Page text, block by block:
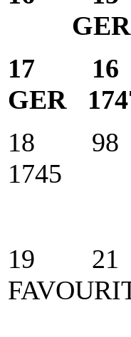
GER
17 16
GER
18 98
1745
19 21